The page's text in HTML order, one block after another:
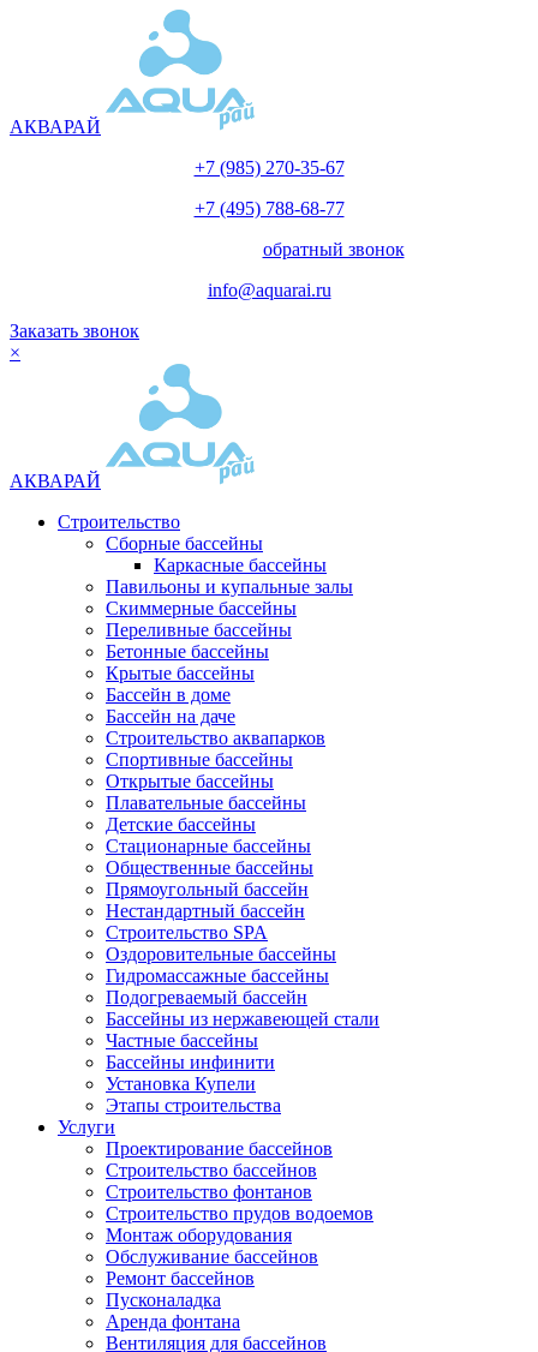
АКВАРАЙ
+7 (985) 270-35-67
+7 (495) 788-68-77
обратный звонок
info@aquarai.ru
Заказать звонок
×
АКВАРАЙ
Строительство
Сборные бассейны
Каркасные бассейны
Павильоны и купальные залы
Скиммерные бассейны
Переливные бассейны
Бетонные бассейны
Крытые бассейны
Бассейн в доме
Бассейн на даче
Строительство аквапарков
Спортивные бассейны
Открытые бассейны
Плавательные бассейны
Детские бассейны
Стационарные бассейны
Общественные бассейны
Прямоугольный бассейн
Нестандартный бассейн
Строительство SPA
Оздоровительные бассейны
Гидромассажные бассейны
Подогреваемый бассейн
Бассейны из нержавеющей стали
Частные бассейны
Бассейны инфинити
Установка Купели
Этапы строительства
Услуги
Проектирование бассейнов
Строительство бассейнов
Строительство фонтанов
Строительство прудов водоемов
Монтаж оборудования
Обслуживание бассейнов
Ремонт бассейнов
Пусконаладка
Аренда фонтана
Вентиляция для бассейнов